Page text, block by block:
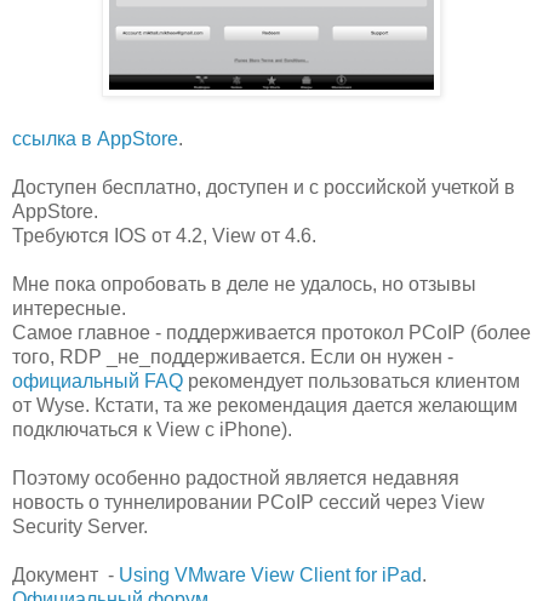
ссылка в AppStore.
Доступен бесплатно, доступен и с российской учеткой в
AppStore.
Требуются IOS от 4.2, View от 4.6.
Мне пока опробовать в деле не удалось, но отзывы
интересные.
Самое главное - поддерживается протокол PCoIP (более
того, RDP _не_поддерживается. Если он нужен -
официальный FAQ рекомендует пользоваться клиентом
от Wyse. Кстати, та же рекомендация дается желающим
подключаться к View с iPhone).
Поэтому особенно радостной является недавняя
новость о туннелировании PCoIP сессий через View
Security Server.
Документ - Using VMware View Client for iPad.